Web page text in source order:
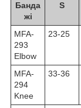
Банда
жі
S
MFA-
293
Elbow
23-25
MFA-
294
Knee
33-36